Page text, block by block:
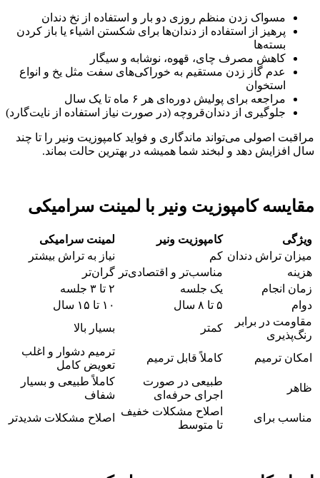
مسواک زدن منظم روزی دو بار و استفاده از نخ دندان
پرهیز از استفاده از دندان‌ها برای شکستن اشیاء یا باز کردن
بسته‌ها
کاهش مصرف چای، قهوه، نوشابه و سیگار
عدم گاز زدن مستقیم به خوراکی‌های سفت مثل یخ و انواع
استخوان
مراجعه برای پولیش دوره‌ای هر ۶ ماه تا یک سال
جلوگیری از دندان‌قروچه (در صورت نیاز استفاده از نایت‌گارد)
مراقبت اصولی می‌تواند ماندگاری و فواید کامپوزیت ونیر را تا چند
سال افزایش دهد و لبخند شما همیشه در بهترین حالت بماند.
مقایسه کامپوزیت ونیر با لمینت سرامیکی
ویژگی کامپوزیت ونیر
لمینت سرامیکی
میزان تراش دندان کم
نیاز به تراش بیشتر
هزینه
مناسب‌تر و اقتصادی‌تر گران‌تر
زمان انجام
یک جلسه
۲ تا ۳ جلسه
دوام
۵ تا ۸ سال
۱۰ تا ۱۵ سال
مقاومت در برابر
رنگ‌پذیری
کمتر بسیار بالا
امکان ترمیم کاملاً قابل ترمیم
ترمیم دشوار و اغلب
تعویض کامل
ظاهر
طبیعی در صورت
اجرای حرفه‌ای
کاملاً طبیعی و بسیار
شفاف
مناسب برای
اصلاح مشکلات خفیف
تا متوسط
اصلاح مشکلات شدیدتر